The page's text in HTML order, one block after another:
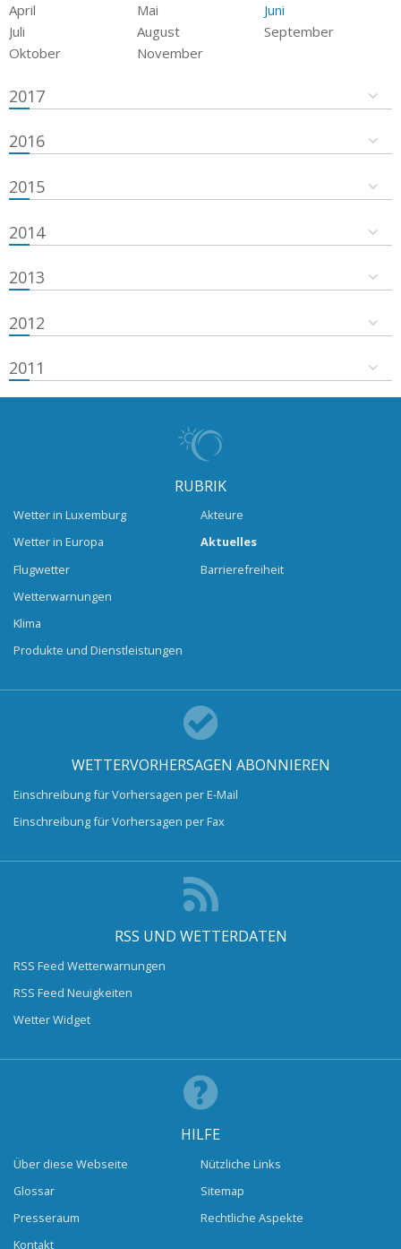
April
Mai
Juni
Juli
August
September
Oktober
November
2017
2016
2015
2014
2013
2012
2011
RUBRIK
Wetter in Luxemburg
Wetter in Europa
Flugwetter
Wetterwarnungen
Klima
Produkte und Dienstleistungen
Akteure
Aktuelles
Barrierefreiheit
WETTERVORHERSAGEN ABONNIEREN
Einschreibung für Vorhersagen per E-Mail
Einschreibung für Vorhersagen per Fax
RSS UND WETTERDATEN
RSS Feed Wetterwarnungen
RSS Feed Neuigkeiten
Wetter Widget
HILFE
Über diese Webseite
Glossar
Presseraum
Kontakt
Nützliche Links
Sitemap
Rechtliche Aspekte